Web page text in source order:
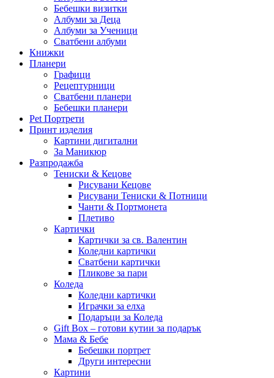
Бебешки визитки
Албуми за Деца
Албуми за Ученици
Сватбени албуми
Книжки
Планери
Графици
Рецептурници
Сватбени планери
Бебешки планери
Pet Портрети
Принт изделия
Картини дигитални
За Маникюр
Разпродажба
Тениски & Кецове
Рисувани Кецове
Рисувани Тениски & Потници
Чанти & Портмонета
Плетиво
Картички
Картички за св. Валентин
Коледни картички
Сватбени картички
Пликове за пари
Коледа
Коледни картички
Играчки за елха
Подаръци за Коледа
Gift Box – готови кутии за подарък
Мама & Бебе
Бебешки портрет
Други интересни
Картини